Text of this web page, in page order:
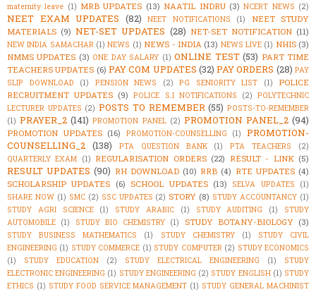
maternity leave (1) MRB UPDATES (13) NAATIL INDRU (3) NCERT NEWS (2)
NEET EXAM UPDATES (82) NEET NOTIFICATIONS (1)
NEET STUDY
MATERIALS (9) NET-SET UPDATES (28) NET-SET NOTIFICATION (11)
NEW INDIA SAMACHAR (1) NEWS (1) NEWS - INDIA (13) NEWS LIVE (1) NHIS (3)
NMMS UPDATES (3) ONE DAY SALARY (1) ONLINE TEST (53) PART TIME
TEACHERS UPDATES (6) PAY COM UPDATES (32) PAY ORDERS (28) PAY
SLIP DOWNLOAD
(1) PENSION NEWS (2) PG SENIORITY LIST (1)
POLICE
RECRUITMENT UPDATES (9) POLICE S.I NOTIFICATIONS (2) POLYTECHNIC
LECTURER UPDATES (2) POSTS TO REMEMBER (55) POSTS-TO-REMEMBER
(1) PRAYER_2 (141) PROMOTION PANEL (2) PROMOTION PANEL_2 (94)
PROMOTION UPDATES (16) PROMOTION-COUNSELLING (1)
PROMOTION-
COUNSELLING_2 (138) PTA QUESTION BANK (1) PTA TEACHERS
(2)
QUARTERLY EXAM (1) REGULARISATION ORDERS (22) RESULT - LINK (5)
RESULT UPDATES (90) RH DOWNLOAD (10) RRB (4) RTE UPDATES (4)
SCHOLARSHIP UPDATES (6) SCHOOL UPDATES (13) SELVA UPDATES
(1)
SHARE NOW (1) SMC (2) SSC UPDATES (2) STORY (8) STUDY ACCOUNTANCY (1)
STUDY AGRI SCIENCE
(1) STUDY ARABIC (1) STUDY AUDITING (1)
STUDY
AUTOMOBILE (1) STUDY BIO CHEMISTRY (1) STUDY BOTANY-BIOLOGY (3)
STUDY BUSINESS MATHEMATICS (1) STUDY CHEMISTRY (1)
STUDY CIVIL
ENGINEERING (1) STUDY COMMERCE (1) STUDY COMPUTER (2) STUDY ECONOMICS
(1)
STUDY EDUCATION (2) STUDY ELECTRICAL ENGINEERING (1)
STUDY
ELECTRONIC ENGINEERING (1) STUDY ENGINEERING (2) STUDY ENGLISH (1) STUDY
ETHICS (1) STUDY FOOD SERVICE MANAGEMENT (1) STUDY GENERAL MACHINIST